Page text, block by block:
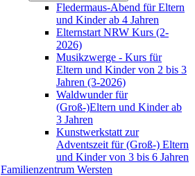
Fledermaus-Abend für Eltern
und Kinder ab 4 Jahren
Elternstart NRW Kurs (2-
2026)
Musikzwerge - Kurs für
Eltern und Kinder von 2 bis 3
Jahren (3-2026)
Waldwunder für
(Groß-)Eltern und Kinder ab
3 Jahren
Kunstwerkstatt zur
Adventszeit für (Groß-) Eltern
und Kinder von 3 bis 6 Jahren
Familienzentrum Wersten